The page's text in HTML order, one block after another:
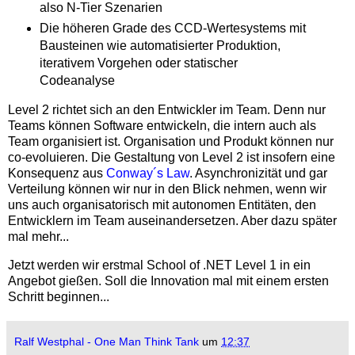
also N-Tier Szenarien
Die höheren Grade des CCD-Wertesystems mit
Bausteinen wie automatisierter Produktion,
iterativem Vorgehen oder statischer
Codeanalyse
Level 2 richtet sich an den Entwickler im Team. Denn nur
Teams können Software entwickeln, die intern auch als
Team organisiert ist. Organisation und Produkt können nur
co-evoluieren. Die Gestaltung von Level 2 ist insofern eine
Konsequenz aus Conway´s Law. Asynchronizität und gar
Verteilung können wir nur in den Blick nehmen, wenn wir
uns auch organisatorisch mit autonomen Entitäten, den
Entwicklern im Team auseinandersetzen. Aber dazu später
mal mehr...
Jetzt werden wir erstmal School of .NET Level 1 in ein
Angebot gießen. Soll die Innovation mal mit einem ersten
Schritt beginnen...
Ralf Westphal - One Man Think Tank um 12:37